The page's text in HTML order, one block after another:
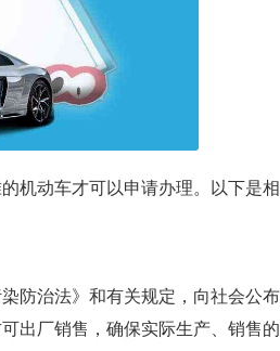
机动车才可以申请办理。以下是相
防治法》和有关规定，向社会公布
出厂销售，确保实际生产、销售